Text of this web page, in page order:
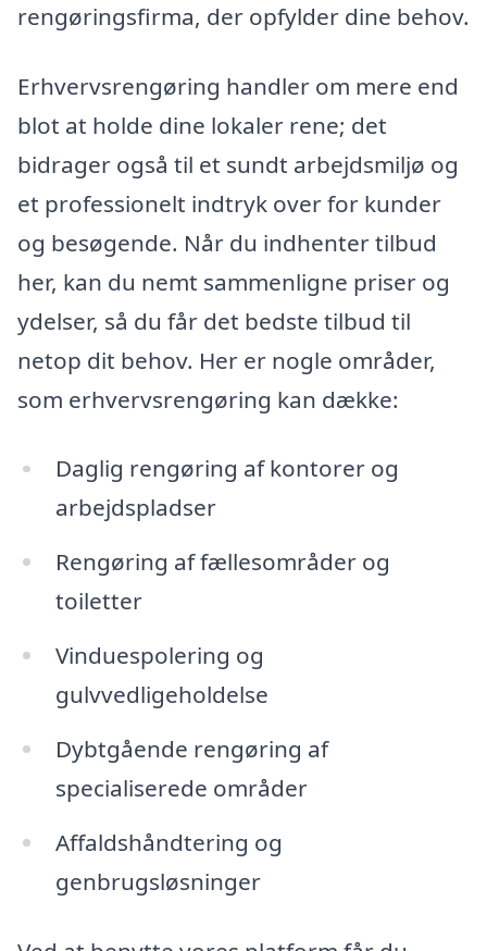
rengøringsfirma, der opfylder dine behov.
Erhvervsrengøring handler om mere end
blot at holde dine lokaler rene; det
bidrager også til et sundt arbejdsmiljø og
et professionelt indtryk over for kunder
og besøgende. Når du indhenter tilbud
her, kan du nemt sammenligne priser og
ydelser, så du får det bedste tilbud til
netop dit behov. Her er nogle områder,
som erhvervsrengøring kan dække:
Daglig rengøring af kontorer og
arbejdspladser
Rengøring af fællesområder og
toiletter
Vinduespolering og
gulvvedligeholdelse
Dybtgående rengøring af
specialiserede områder
Affaldshåndtering og
genbrugsløsninger